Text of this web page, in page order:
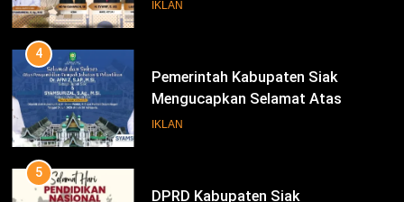
IKLAN
4
Pemerintah Kabupaten Siak
Mengucapkan Selamat Atas
Pengambilan Sumpah Jabatan
IKLAN
5
DPRD Kabupaten Siak